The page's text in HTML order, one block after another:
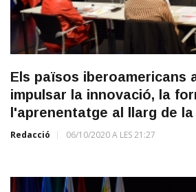
Els països iberoamericans
impulsar la innovació, la
l'aprenentatge al llarg de la
Redacció 06/10/2020 A LES 21:27